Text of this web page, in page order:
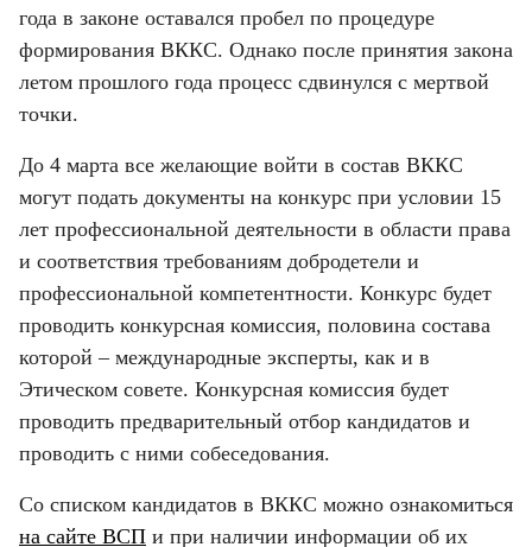
года в законе оставался пробел по процедуре
формирования ВККС. Однако после принятия закона
летом прошлого года процесс сдвинулся с мертвой
точки.
До 4 марта все желающие войти в состав ВККС
могут подать документы на конкурс при условии 15
лет профессиональной деятельности в области права
и соответствия требованиям добродетели и
профессиональной компетентности. Конкурс будет
проводить конкурсная комиссия, половина состава
которой – международные эксперты, как и в
Этическом совете. Конкурсная комиссия будет
проводить предварительный отбор кандидатов и
проводить с ними собеседования.
на сайте ВСП и при наличии информации об их